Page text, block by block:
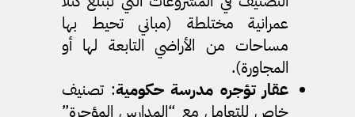
عمرانية مختلطة (مباني تحيط بها
مساحات من الأراضي التابعة لها أو
المجاورة).
عقار تؤجره مدرسة حكومية: تصنيف
خاص للتعامل مع “المدارس المؤجرة”